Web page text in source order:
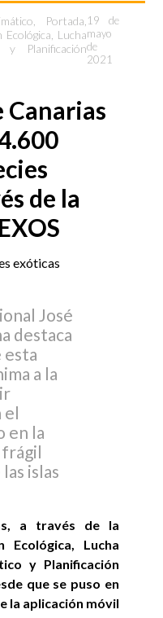
Portada
Ecológica, Lucha
Planificación
19 de
mayo
de
2021
Canarias
de la
José
destaca
esta
a la
el
en la
islas
a través de la
Ecológica, Lucha
y Planificación
que se puso en
la aplicación móvil